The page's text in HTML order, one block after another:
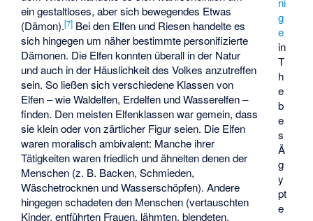
g
e
in
T
h
e
b
e
s
Ä
g
y
pt
e
ein gestaltloses, aber sich bewegendes Etwas
(Dämon).[7] Bei den Elfen und Riesen handelte es
sich hingegen um näher bestimmte personifizierte
Dämonen. Die Elfen konnten überall in der Natur
und auch in der Häuslichkeit des Volkes anzutreffen
sein. So ließen sich verschiedene Klassen von
Elfen – wie Waldelfen, Erdelfen und Wasserelfen –
finden. Den meisten Elfenklassen war gemein, dass
sie klein oder von zärtlicher Figur seien. Die Elfen
waren moralisch ambivalent: Manche ihrer
Tätigkeiten waren friedlich und ähnelten denen der
Menschen (z. B. Backen, Schmieden,
Wäschetrocknen und Wasserschöpfen). Andere
hingegen schadeten den Menschen (vertauschten
Kinder, entführten Frauen, lähmten, blendeten,